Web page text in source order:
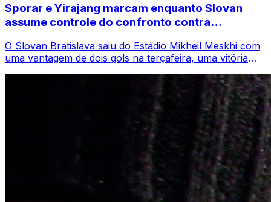
Sporar e Yirajang marcam enquanto Slovan
assume controle do confronto contra
O Slovan Bratislava saiu do Estádio Mikheil Meskhi com
uma vantagem de dois gols na terçafeira, uma vitória